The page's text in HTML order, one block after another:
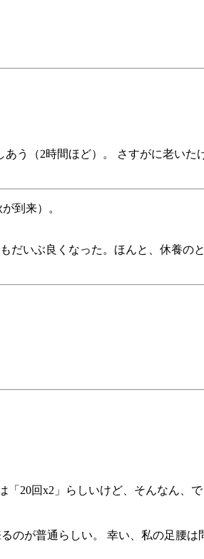
う（2時間ほど）。 さすがに老いた
到来）。
だいぶ良くなった。ほんと、休養の
「20回x2」らしいけど、そんなん、
のが普通らしい。 幸い、私の足腰は